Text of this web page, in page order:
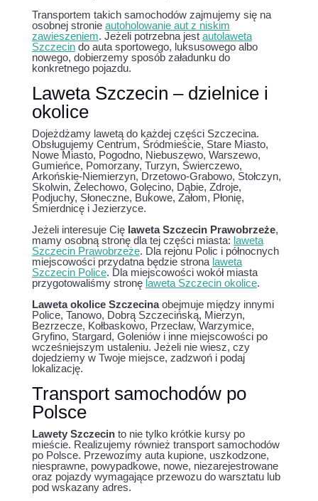
Transportem takich samochodów zajmujemy się na
osobnej stronie autoholowanie aut z niskim
zawieszeniem. Jeżeli potrzebna jest autolaweta
Szczecindo auta sportowego, luksusowego albo
nowego, dobierzemy sposób załadunku do
konkretnego pojazdu.
Laweta Szczecin – dzielnice i
okolice
Dojeżdżamy lawetą do każdej części Szczecina.
Obsługujemy Centrum, Śródmieście, Stare Miasto,
Nowe Miasto, Pogodno, Niebuszewo, Warszewo,
Gumieńce, Pomorzany, Turzyn, Świerczewo,
Arkońskie-Niemierzyn, Drzetowo-Grabowo, Stołczyn,
Skolwin, Żelechowo, Golęcino, Dąbie, Zdroje,
Podjuchy, Słoneczne, Bukowe, Załom, Płonię,
Śmierdnicę i Jezierzyce.
Jeżeli interesuje Cię laweta Szczecin Prawobrzeże,
mamy osobną stronę dla tej części miasta: laweta
Szczecin Prawobrzeże. Dla rejonu Polic i północnych
miejscowości przydatna będzie strona laweta
Szczecin Police. Dla miejscowości wokół miasta
przygotowaliśmy stronę laweta Szczecin okolice.
Laweta okolice Szczecinaobejmuje między innymi
Police, Tanowo, Dobrą Szczecińską, Mierzyn,
Bezrzecze, Kołbaskowo, Przecław, Warzymice,
Gryfino, Stargard, Goleniów i inne miejscowości po
wcześniejszym ustaleniu. Jeżeli nie wiesz, czy
dojedziemy w Twoje miejsce, zadzwoń i podaj
lokalizację.
Transport samochodów po
Polsce
Lawety Szczecinto nie tylko krótkie kursy po
mieście. Realizujemy również transport samochodów
po Polsce. Przewozimy auta kupione, uszkodzone,
niesprawne, powypadkowe, nowe, niezarejestrowane
oraz pojazdy wymagające przewozu do warsztatu lub
pod wskazany adres.